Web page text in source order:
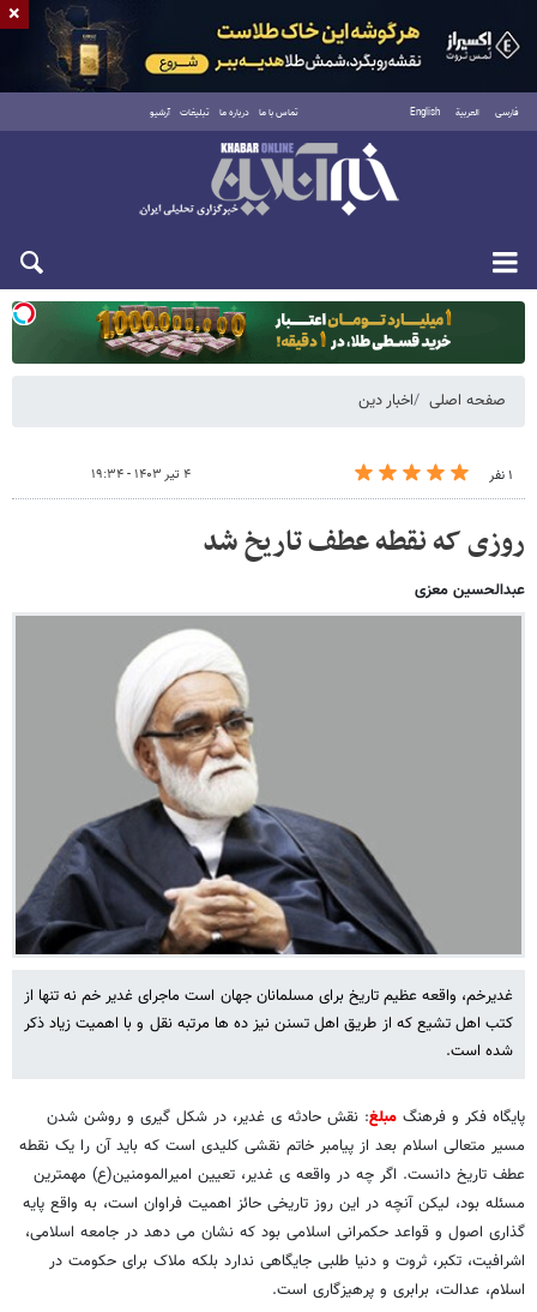
فارسی العربية English تماس با ما درباره ما تبلیغات آرشیو
یکشنبه ۱۸ مرداد ۱۴۰۵
صفحه اصلی اخبار دین
۱ نفر ۴ تیر ۱۴۰۳ - ۱۹:۳۴
روزی که نقطه عطف تاریخ شد
عبدالحسین معزی
غدیرخم، واقعه عظیم تاریخ برای مسلمانان جهان است ماجرای غدیر خم نه تنها از
کتب اهل تشیع که از طریق اهل تسنن نیز ده ها مرتبه نقل و با اهمیت زیاد ذکر
شده است.
پایگاه فکر و فرهنگ مبلغ: نقش حادثه ی غدیر، در شکل گیری و روشن شدن
مسیر متعالی اسلام بعد از پیامبر خاتم نقشی کلیدی است که باید آن را یک نقطه
عطف تاریخ دانست. اگر چه در واقعه ی غدیر، تعیین امیرالمومنین(ع) مهمترین
مسئله بود، لیکن آنچه در این روز تاریخی حائز اهمیت فراوان است، به واقع پایه
گذاری اصول و قواعد حکمرانی اسلامی بود که نشان می دهد در جامعه اسلامی،
اشرافیت، تکبر، ثروت و دنیا طلبی جایگاهی ندارد بلکه ملاک برای حکومت در
اسلام، عدالت، برابری و پرهیزگاری است.
×